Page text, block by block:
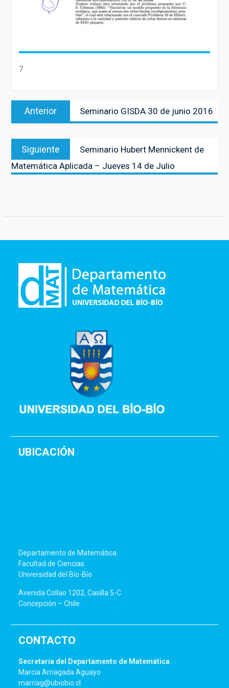
7
Navegación
Anterior
anterior:
Seminario GISDA 30 de junio 2016
Siguiente
siguiente:
Seminario Hubert Mennickent de
Matemática Aplicada – Jueves 14 de Julio
UBICACIÓN
Departamento de Matemática
Facultad de Ciencias
Universidad del Bío-Bío
Avenida Collao 1202, Casilla 5-C
Concepción – Chile.
CONTACTO
Secretaría del Departamento de Matemática
Marcia Arriagada Aguayo
marriag@ubiobio.cl